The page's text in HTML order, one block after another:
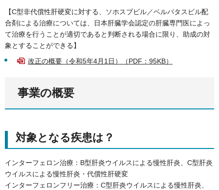
【C型非代償性肝硬変に対する、ソホスブビル／ベルパタスビル配
合剤による治療については、日本肝臓学会認定の肝臓専門医によっ
て治療を行うことが適切であると判断される場合に限り、助成の対
象とすることができる】
改正の概要（令和5年4月1日）（PDF：95KB）
事業の概要
対象となる疾患は？
インターフェロン治療：B型肝炎ウイルスによる慢性肝炎、C型肝炎
ウイルスによる慢性肝炎・代償性肝硬変
インターフェロンフリー治療：C型肝炎ウイルスによる慢性肝炎、